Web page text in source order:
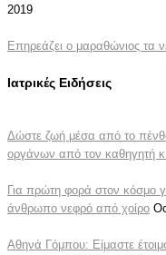
2019
Επηρεάζει ο μαραθώνιος τα
Ιατρικές Ειδήσεις
Δώστε ζωή μέσα από το
οργάνων από τον καθηγητή
Για πρώτη φορά στον κόσμο
άνθρωπο νεφρό από χοίρο
Αθηνά Γόμπου: Είμαστε